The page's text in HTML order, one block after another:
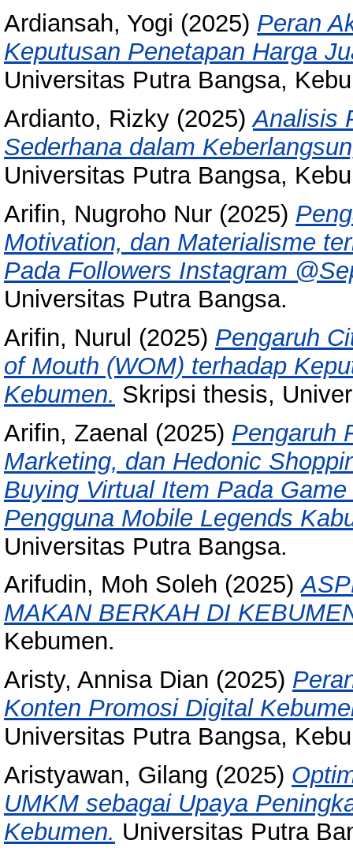
Ardiansah, Yogi (2025) Peran
Keputusan Penetapan Harga
Universitas Putra Bangsa,
Ardianto, Rizky (2025)Analisis
Sederhana dalam
Universitas Putra Bangsa,
Arifin, Nugroho Nur (2025)
Motivation, dan Materialisme
Pada Followers Instagram
Universitas Putra Bangsa.
Arifin, Nurul (2025) Pengaruh
of Mouth (WOM) terhadap
Kebumen. Skripsi thesis,
Arifin, Zaenal (2025) Pengaruh
Marketing, dan Hedonic
Buying Virtual Item Pada
Pengguna Mobile Legends
Universitas Putra Bangsa.
Arifudin, Moh Soleh (2025)
MAKAN BERKAH DI
Kebumen.
Aristy, Annisa Dian (2025)
Konten Promosi Digital
Universitas Putra Bangsa,
Aristyawan, Gilang (2025)
UMKM sebagai Upaya
Kebumen. Universitas Putra